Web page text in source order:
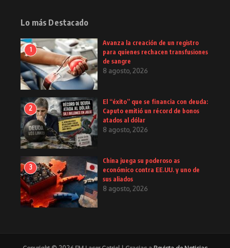
Lo más Destacado
1
Avanza la creación de un registro
para quienes rechacen transfusiones
de sangre
8 agosto, 2026
2
El “éxito” que se financia con deuda:
Caputo emitió un récord de bonos
atados al dólar
8 agosto, 2026
3
China juega su poderoso as
económico contra EE.UU. y uno de
sus aliados
8 agosto, 2026